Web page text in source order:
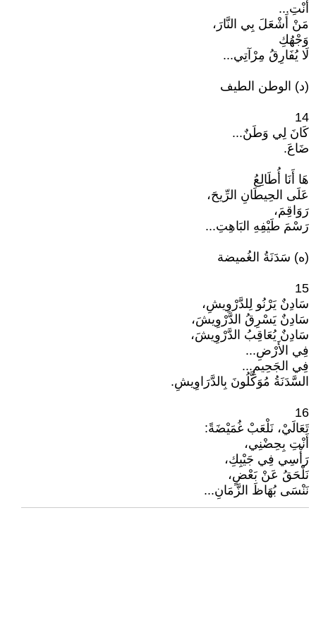
أَنْتِ...
مَنْ أَشْعَلَ بِي النَّارَ،
وَجْهُكِ
لَا يُفَارِقُ مِرْآتِي...
(د) الوطن الطيف
14
كَانَ لِي وَطَنٌ...
ضَاعَ.
هَا أَنَا أُطَالِعُ
عَلَى الحِيطَانِ الرِّيحَ،
رَوَاقِمَ،
رَسْمَ طَيْفِهِ البَاهِتِ...
(ه) سَدَنَةُ الغُميضة
15
سَادِنٌ يَرْنُو لِلدَّرْوِيشِ،
سَادِنٌ يَسْرِقُ الدَّرْوِيشَ،
سَادِنٌ يُعَاقِبُ الدَّرْوِيشَ،
فِي الأَرْضِ...
فِي الجَحِيمِ...
السَّدَنَةُ مُوَكَّلُونَ بِالدَّرَاوِيشِ.
16
تَعَالَيْ، نَلْعَبْ غُمَيْضَةً:
أَنْتِ بِحِضْنِي،
رَأْسِي فِي جَيْبِكِ،
نَلْحَقُ عَنْ بَعْضٍ،
نَنْسَى بُهَاظَ الزَّمَانِ...